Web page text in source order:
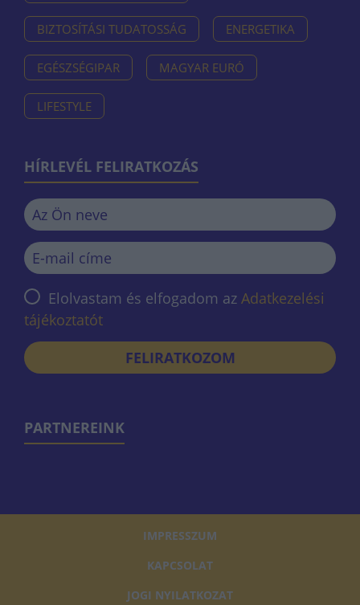
BIZTOSÍTÁSI TUDATOSSÁG ENERGETIKA
EGÉSZSÉGIPAR MAGYAR EURÓ
LIFESTYLE
HÍRLEVÉL FELIRATKOZÁS
Elolvastam és elfogadom az Adatkezelési
tájékoztatót
FELIRATKOZOM
PARTNEREINK
IMPRESSZUM
KAPCSOLAT
JOGI NYILATKOZAT